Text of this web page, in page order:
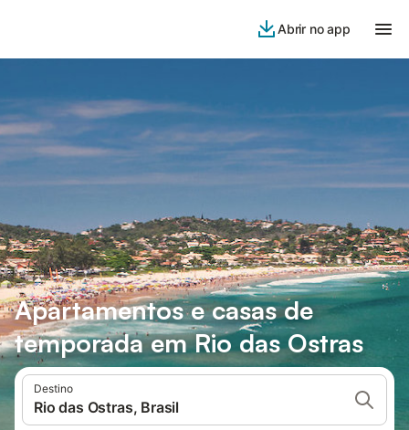
Abrir no app
Apartamentos e casas de
temporada em Rio das Ostras
Destino
Rio das Ostras, Brasil